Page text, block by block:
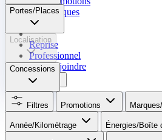
Nos marques
Entretien
Reprise
Professionnel
Nous rejoindre
Plus
Portes/Places
Localisation
Concessions
Filtres Promotions
Année/Kilométrage Énergies/Boîte